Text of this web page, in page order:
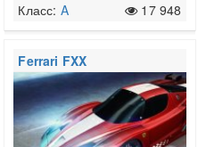
Класс: A 17 948
Ferrari FXX